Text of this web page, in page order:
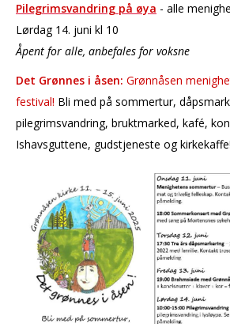
Pilegrimsvandring på øya - alle
Lørdag 14. juni kl 10
Åpent for alle, anbefales for voksne
Det Grønnes i åsen: Grønnåsen
festival! Bli med på sommertur,
pilegrimsvandring, bruktmarked, kafé,
Ishavsguttene, gudstjeneste og